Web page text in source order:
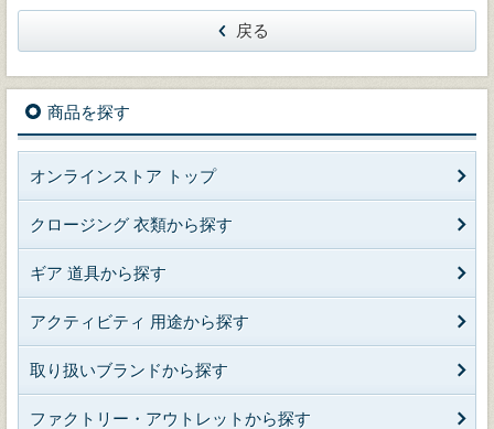
戻る
商品を探す
オンラインストア トップ
クロージング 衣類から探す
ギア 道具から探す
アクティビティ 用途から探す
取り扱いブランドから探す
ファクトリー・アウトレットから探す